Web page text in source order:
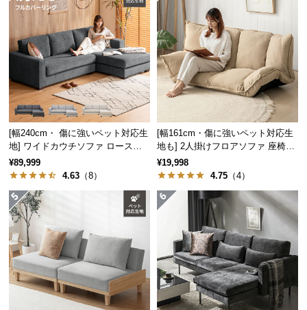
入
経
に
つ
い
て
返
キ
ャ
ン
セ
ル
に
横幅 高さ 奥行き
175㎝ 37㎝ 90㎝
1台2役で省スペースに最適
1台でソファとベッドの2役を兼ねるため、ワンルームなど省スペ
ースでの使用に適しています。
ワンルームに 民泊や簡易宿泊所に
[幅240cm・ 傷に強いペット対応生
地] ワイドカウチソファ ロースタ
イル
¥89,999
4.63 （8）
[幅161cm・傷に強いペット対応生
地も] 2人掛けフロアソファ 座椅子
タイプ リクライニング
¥19,998
4.75 （4）